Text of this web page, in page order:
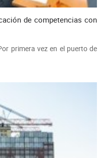
de competencias con
primera vez en el puerto de